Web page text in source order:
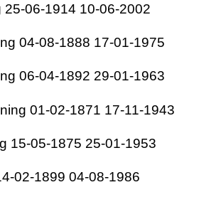
25-06-1914 10-06-2002
04-08-1888 17-01-1975
06-04-1892 29-01-1963
01-02-1871 17-11-1943
15-05-1875 25-01-1953
02-1899 04-08-1986